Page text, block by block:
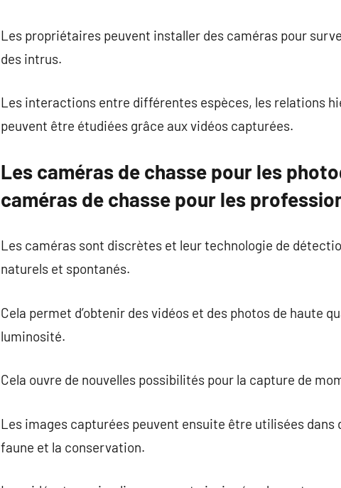
Les propriétaires peuvent installer des caméras pour
des intrus.
Les interactions entre différentes espèces, les relations
peuvent être étudiées grâce aux vidéos capturées.
Les caméras de chasse pour les
caméras de chasse pour les
Les caméras sont discrètes et leur technologie de
naturels et spontanés.
Cela permet d’obtenir des vidéos et des photos de haute
luminosité.
Cela ouvre de nouvelles possibilités pour la capture de
Les images capturées peuvent ensuite être utilisées
faune et la conservation.